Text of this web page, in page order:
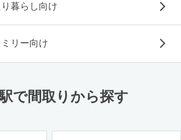
暮らし向け
リー向け
で間取りから探す